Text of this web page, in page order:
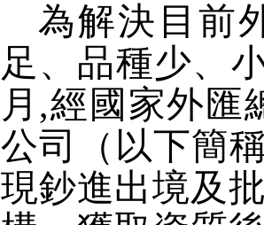
為解決目前
足、品種少、
月 ,經國家外匯
公司（以下簡
現鈔進出境及